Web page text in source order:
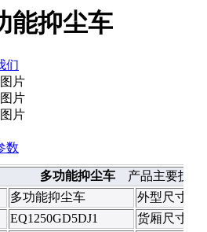
能抑尘车
们
数
多功能抑尘车产品主要技术
多功能抑尘车
外型尺寸
EQ1250GD5DJ1
货厢尺寸